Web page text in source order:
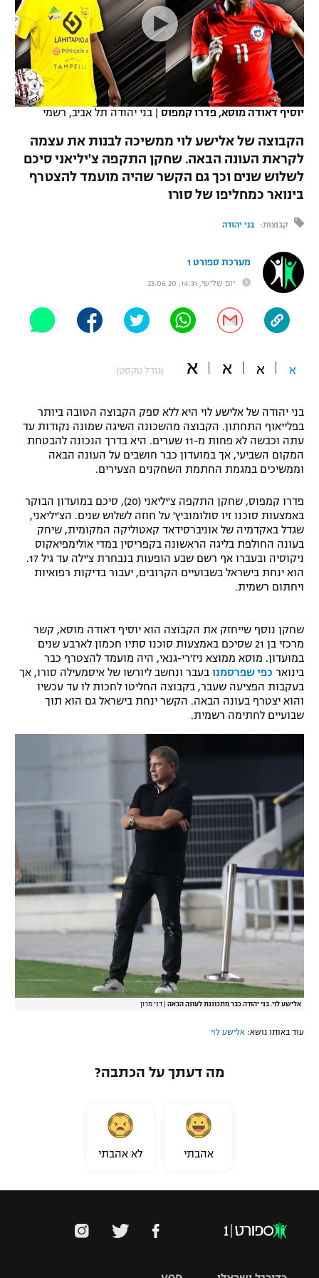
VOD
רץ ברשת
תוצאות
לוח שידורים
"מעל הליגה" – פודקאסט
תקנון משתתפים וזוכים בפרסים
תקנון עבור פעילות אלקטרה
תקנון עבור פעילות ספורט 1 – "מרלן"
טניס
תנאי שימוש
מדיניות פרטיות
רשיון להקרנה פומבית לבית עסק
הצטרפות לחבילת הערוצים
המגזין
נבחרת ישראל
מכבי חיפה
בית"ר ירושלים
מכבי תל אביב
הפועל תל אביב
הפועל חיפה
הפועל באר שבע
מכבי נתניה
בני יהודה
ליגה ספרדית
ליגה איטלקית
ליגה צרפתית
ליגה הולנדית
ליגה טורקית
ליגות נוספות
כדורסל נשים
מכבי תל אביב
הפועל חולון
הפועל ירושלים
דני אבדיה
יורוליג
יורוקאפ
טניס
כדוריד
כדורעף
שחייה
ג'ודו
UFC
היאבקות WWE
כדורמים
פוטבול אמריקאי NFL
ספורט אתגרי ואקסטרים
אומנויות לחימה
גיימינג E-Sports
יוסיף דאודה מוסא, פדרו קמפוס | בני יהודה תל אביב, רשמי
הקבוצה של אלישע לוי ממשיכה לבנות את עצמה
לקראת העונה הבאה. שחקן התקפה צ'יליאני סיכם
לשלוש שנים וכך גם הקשר שהיה מועמד להצטרף
בינואר כמחליפו של סורו
קבוצות: בני יהודה
מערכת ספורט 1
יום שלישי, 14:31, 23.06.20
א א א א (גודל טקסט)
בני יהודה של אלישע לוי היא ללא ספק הקבוצה הטובה ביותר
בפלייאוף התחתון. הקבוצה מהשכונה השיגה שמונה נקודות עד
עתה וכבשה לא פחות מ-11 שערים. היא בדרך הנכונה להבטחת
המקום השביעי, אך במועדון כבר חושבים על העונה הבאה
וממשיכים במגמת החתמת השחקנים הצעירים.
פדרו קמפוס, שחקן התקפה צ'יליאני (20), סיכם במועדון הבוקר
באמצעות סוכנו זיו סולומוביץ' על חוזה לשלוש שנים. הצ'יליאני,
שגדל באקדמיה של אוניברסידאד קאטוליקה המקומית, שיחק
בעונה החולפת בליגה הראשונה בקפריסין במדי אולימפיאקוס
ניקוסיה ובעברו אף רשם שבע הופעות בנבחרת צ'ילה עד גיל 17.
הוא ינחת בישראל בשבועיים הקרובים, יעבור בדיקות רפואיות
ויחתום רשמית.
שחקן נוסף שייחזק את הקבוצה הוא יוסיף דאודה מוסא, קשר
מרכזי בן 21 שסיכם באמצעות סוכנו סתיו חכמון לארבע שנים
במועדון. מוסא ממוצא ניז'רי-גנאי, היה מועמד להצטרף כבר
בינואר כפי שפרסמנו בעבר ונחשב ליורשו של איסמעילה סורו, אך
בעקבות הפציעה שעבר, בקבוצה החליטו לחכות לו עד עכשיו
והוא יצטרף בעונה הבאה. הקשר ינחת בישראל גם הוא תוך
שבועיים לחתימה רשמית.
אלישע לוי. בני יהודה כבר מתכוננת לעונה הבאה דני מרון
עוד באותו נושא: אלישע לוי
מה דעתך על הכתבה?
אהבתי לא אהבתי